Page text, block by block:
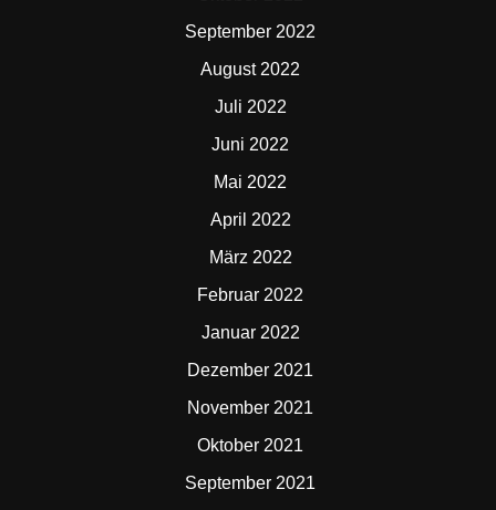
September 2022
August 2022
Juli 2022
Juni 2022
Mai 2022
April 2022
März 2022
Februar 2022
Januar 2022
Dezember 2021
November 2021
Oktober 2021
September 2021